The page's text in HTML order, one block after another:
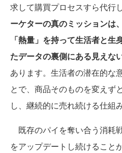
求して購買プロセスすら代行
ーケターの真のミッションは
「熱量」を持って生活者と
たデータの裏側にある見えな
あります。生活者の潜在的な
とで、商品そのものを変えず
し、継続的に売れ続ける仕組
既存のパイを奪い合う消耗
をアップデートし続けること